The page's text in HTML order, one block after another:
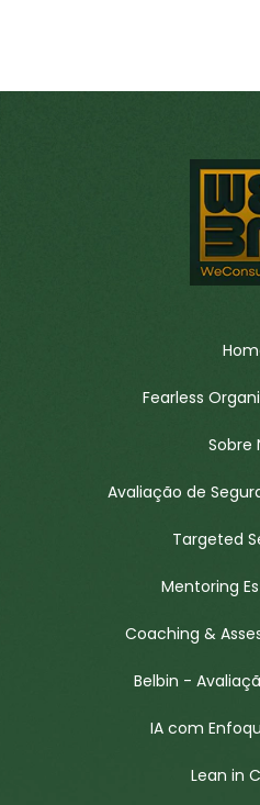
Fearless
Sobre
Avaliação de
Targeted
Mentoring
Coaching &
Belbin -
IA com
Lean in